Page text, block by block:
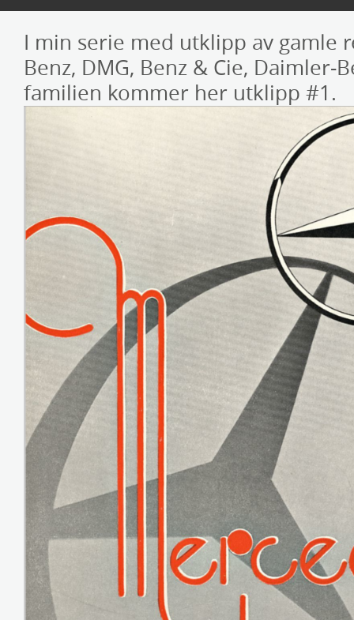
I min serie med utklipp av gamle
Benz, DMG, Benz & Cie, Daimler-
familien kommer her utklipp #1.